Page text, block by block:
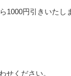
せください。